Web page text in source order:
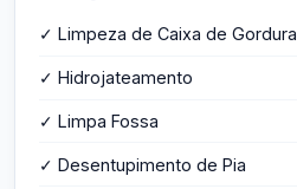
✓ Limpeza de Caixa de Gordura
✓ Hidrojateamento
✓ Limpa Fossa
✓ Desentupimento de Pia